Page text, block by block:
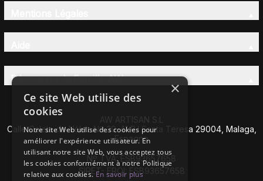
Découvrez la Famille AW
AW ARTISAN S.L
Calle Caleta de Vélez Nº 39-41 P.I Santa Teresa 29004, Malaga,
Espagne
Nº TVA: ESB93657658
SIRET- EROI: ESB93657658
×
Ce site Web utilise des
cookies
Notre site Web utilise des cookies pour
améliorer l'expérience utilisateur. En
utilisant notre site Web, vous acceptez tous
les cookies conformément à notre Politique
relative aux cookies.En savoir plus